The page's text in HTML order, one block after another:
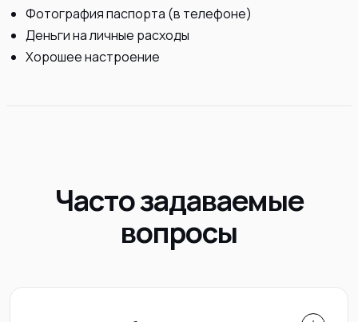
Фотография паспорта (в телефоне)
Деньги на личные расходы
Хорошее настроение
Часто задаваемые
вопросы